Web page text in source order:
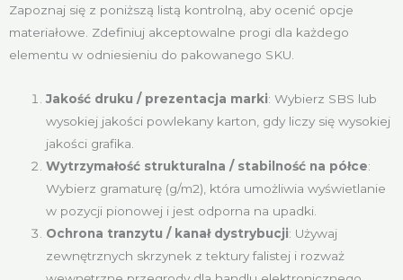
Zapoznaj się z poniższą listą kontrolną, aby ocenić opcje
materiałowe. Zdefiniuj akceptowalne progi dla każdego
elementu w odniesieniu do pakowanego SKU.
Jakość druku / prezentacja marki: Wybierz SBS lub
wysokiej jakości powlekany karton, gdy liczy się wysokiej
jakości grafika.
Wytrzymałość strukturalna / stabilność na półce:
Wybierz gramaturę (g/m2), która umożliwia wyświetlanie
w pozycji pionowej i jest odporna na upadki.
Ochrona tranzytu / kanał dystrybucji: Używaj
zewnętrznych skrzynek z tektury falistej i rozważ